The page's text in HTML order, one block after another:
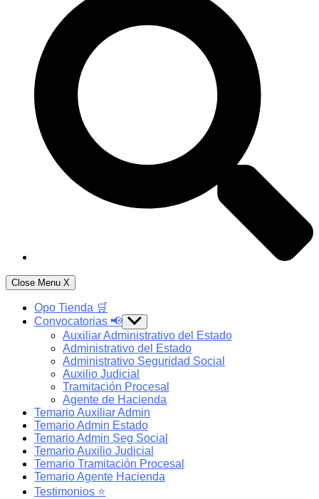
Close Menu X
Opo Tienda 🛒
Convocatorias 📢 Show
sub
menu
Auxiliar Administrativo del Estado
Administrativo del Estado
Administrativo Seguridad Social
Auxilio Judicial
Tramitación Procesal
Agente de Hacienda
Temario Auxiliar Admin
Temario Admin Estado
Temario Admin Seg Social
Temario Auxilio Judicial
Temario Tramitación Procesal
Temario Agente Hacienda
Testimonios ⭐️